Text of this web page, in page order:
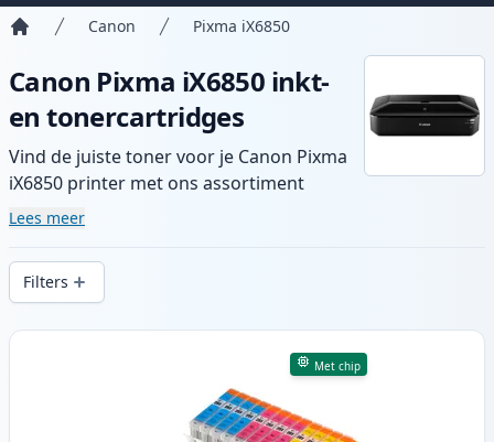
Canon Pixma iX6850
Canon Pixma iX6850 inkt-
en tonercartridges
Vind de juiste toner voor je Canon Pixma
iX6850 printer met ons assortiment
compatibele en high-yield cartridges.
snelle levering vanuit lokale voorraad in .
Lees meer
Filters
Producten
Met chip